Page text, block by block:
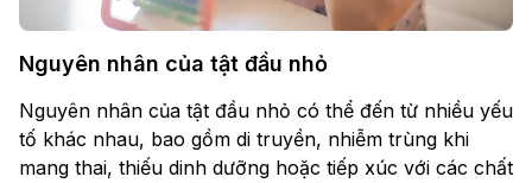
Nguyên nhân của tật đầu nhỏ
Nguyên nhân của tật đầu nhỏ có thể đến từ nhiều yếu
tố khác nhau, bao gồm di truyền, nhiễm trùng khi
mang thai, thiếu dinh dưỡng hoặc tiếp xúc với các chất